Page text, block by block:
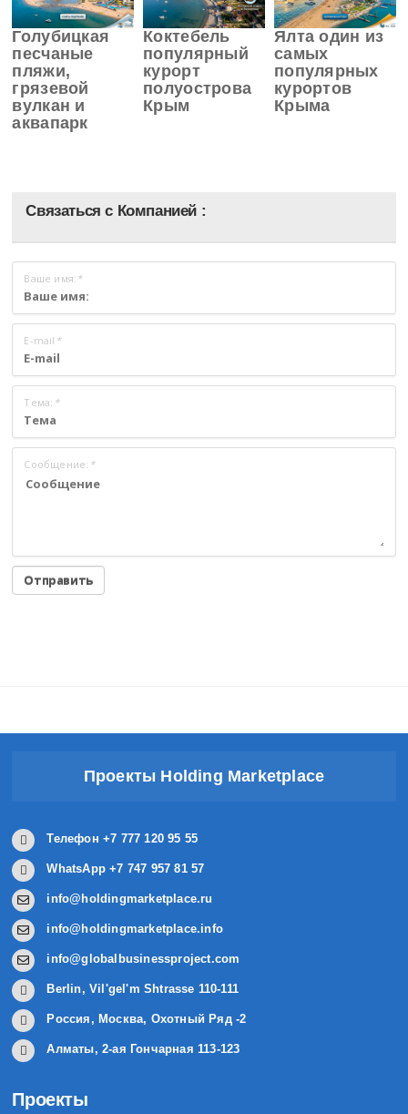
Голубицкая
песчаные
пляжи,
грязевой
вулкан и
аквапарк
Коктебель
популярный
курорт
полуострова
Крым
Ялта один из
самых
популярных
курортов
Крыма
Связаться с Компанией :
Ваше имя: *
E-mail *
Тема: *
Сообщение: *
Проекты Holding Marketplace
Телефон +7 777 120 95 55
WhatsApp +7 747 957 81 57
info@holdingmarketplace.ru
info@holdingmarketplace.info
info@globalbusinessproject.com
Berlin, Vil'gel'm Shtrasse 110-111
Россия, Москва, Охотный Ряд -2
Алматы, 2-ая Гончарная 113-123
Проекты